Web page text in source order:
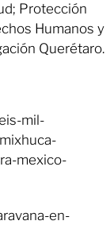
Protección
Humanos y
Querétaro.
mil-
mexico-
en-